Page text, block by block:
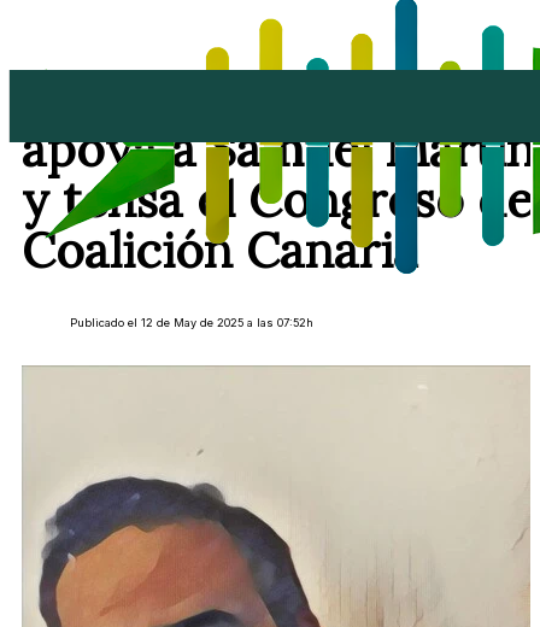
apoya a Samuel Martín
y tensa el Congreso de
Coalición Canaria
Publicado el 12 de May de 2025 a las 07:52h